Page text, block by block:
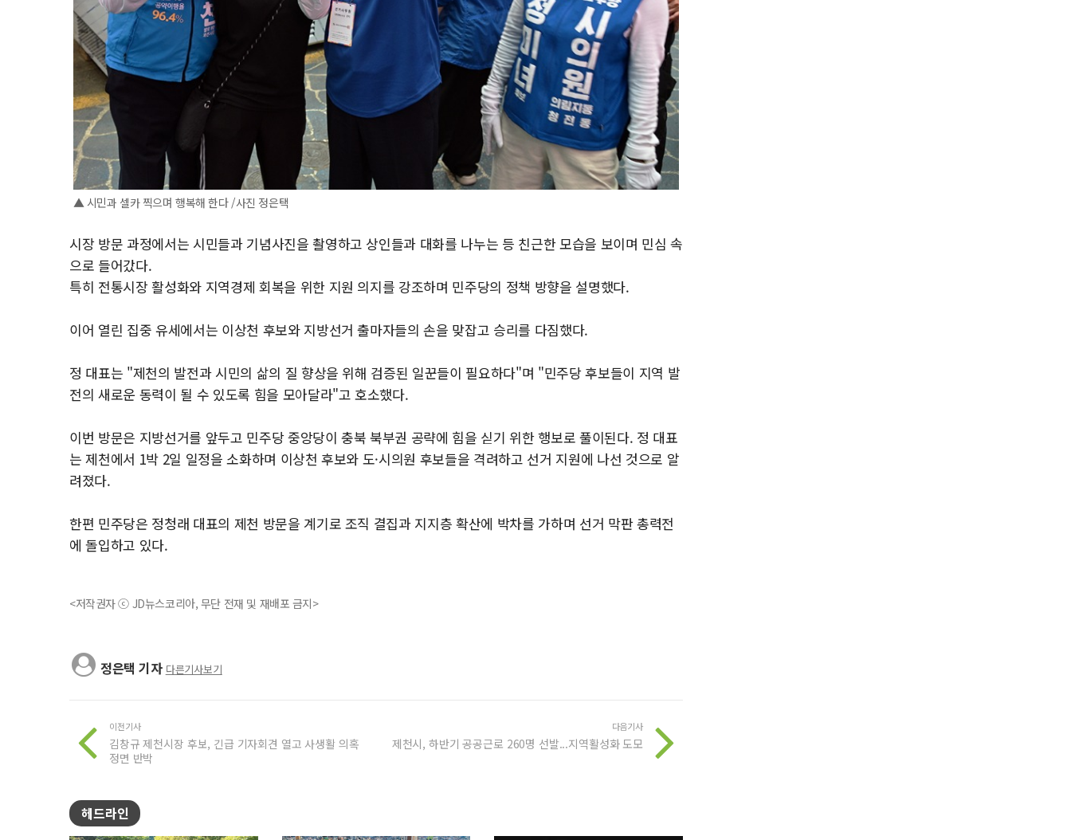
▲ 시민과 셀카 찍으며 행복해 한다 /사진 정은택
시장 방문 과정에서는 시민들과 기념사진을 촬영하고 상인들과 대화를 나누는 등 친근한 모습을 보이며 민심 속
으로 들어갔다.
특히 전통시장 활성화와 지역경제 회복을 위한 지원 의지를 강조하며 민주당의 정책 방향을 설명했다.
이어 열린 집중 유세에서는 이상천 후보와 지방선거 출마자들의 손을 맞잡고 승리를 다짐했다.
정 대표는 "제천의 발전과 시민의 삶의 질 향상을 위해 검증된 일꾼들이 필요하다"며 "민주당 후보들이 지역 발
전의 새로운 동력이 될 수 있도록 힘을 모아달라"고 호소했다.
이번 방문은 지방선거를 앞두고 민주당 중앙당이 충북 북부권 공략에 힘을 싣기 위한 행보로 풀이된다. 정 대표
는 제천에서 1박 2일 일정을 소화하며 이상천 후보와 도·시의원 후보들을 격려하고 선거 지원에 나선 것으로 알
려졌다.
한편 민주당은 정청래 대표의 제천 방문을 계기로 조직 결집과 지지층 확산에 박차를 가하며 선거 막판 총력전
에 돌입하고 있다.
<저작권자 ⓒ JD뉴스코리아, 무단 전재 및 재배포 금지>
정은택 기자 다른기사보기
이전기사
김창규 제천시장 후보, 긴급 기자회견 열고 사생활 의혹
정면 반박
다음기사
제천시, 하반기 공공근로 260명 선발...지역활성화 도모
헤드라인